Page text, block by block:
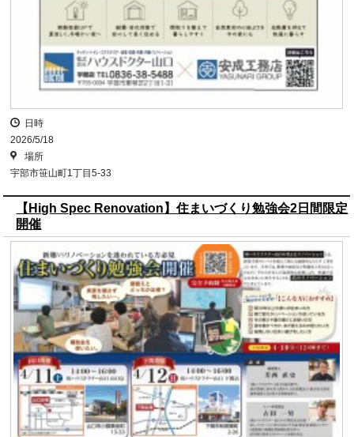
日時
2026/5/18
場所
宇部市笹山町1丁目5-33
【High Spec Renovation】住まいづくり勉強会2日間限定
開催